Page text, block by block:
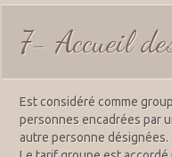
7- Accueil
Est considéré comme
personnes encadrées par
autre personne désignées.